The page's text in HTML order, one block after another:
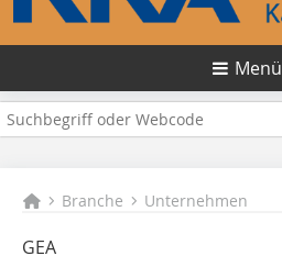
Menü
Branche Unternehmen
GEA